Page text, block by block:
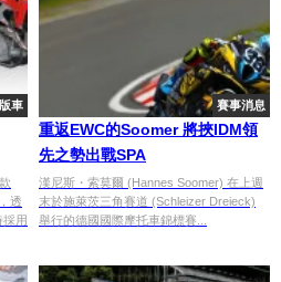
車
透
採用
賽事消息
重返EWC的Soomer 將挾IDM領
先之勢出戰SPA
漢尼斯・索莫爾 (Hannes Soomer) 在上週
末於施萊茨三角賽道 (Schleizer Dreieck)
舉行的德國國際摩托車錦標賽...